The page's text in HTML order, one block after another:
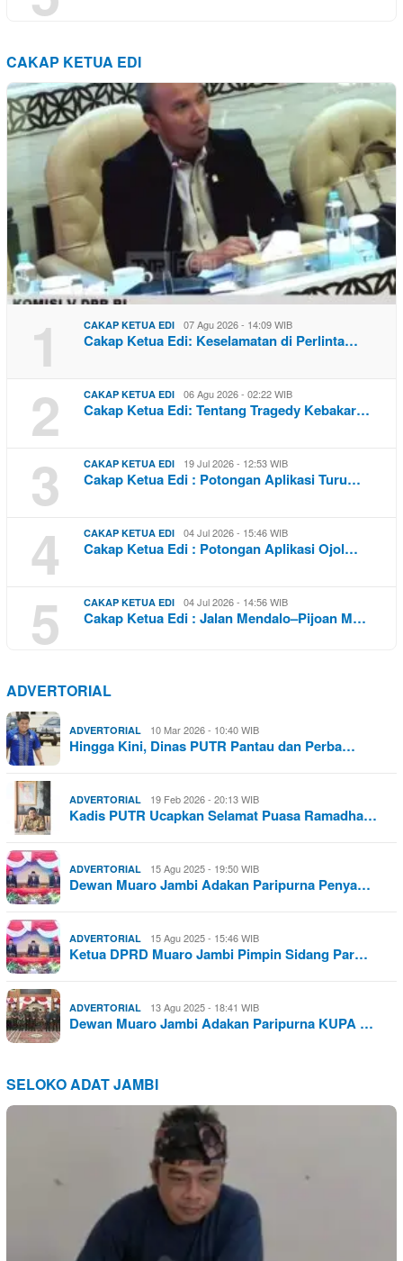
CAKAP KETUA EDI
1 CAKAP KETUA EDI 07 Agu 2026 - 14:09 WIB
Cakap Ketua Edi: Keselamatan di Perlinta…
2 CAKAP KETUA EDI 06 Agu 2026 - 02:22 WIB
Cakap Ketua Edi: Tentang Tragedy Kebakar…
3 CAKAP KETUA EDI 19 Jul 2026 - 12:53 WIB
Cakap Ketua Edi : Potongan Aplikasi Turu…
4 CAKAP KETUA EDI 04 Jul 2026 - 15:46 WIB
Cakap Ketua Edi : Potongan Aplikasi Ojol…
5 CAKAP KETUA EDI 04 Jul 2026 - 14:56 WIB
Cakap Ketua Edi : Jalan Mendalo–Pijoan M…
ADVERTORIAL
ADVERTORIAL 10 Mar 2026 - 10:40 WIB
Hingga Kini, Dinas PUTR Pantau dan Perba…
ADVERTORIAL 19 Feb 2026 - 20:13 WIB
Kadis PUTR Ucapkan Selamat Puasa Ramadha…
ADVERTORIAL 15 Agu 2025 - 19:50 WIB
Dewan Muaro Jambi Adakan Paripurna Penya…
ADVERTORIAL 15 Agu 2025 - 15:46 WIB
Ketua DPRD Muaro Jambi Pimpin Sidang Par…
ADVERTORIAL 13 Agu 2025 - 18:41 WIB
Dewan Muaro Jambi Adakan Paripurna KUPA …
SELOKO ADAT JAMBI